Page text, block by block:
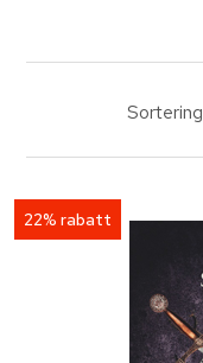
Sortering
22% rabatt